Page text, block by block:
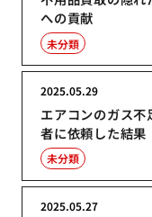
への貢献
未分類
エアコンのガス
者に依頼した結果
2025.05.29
未分類
2025.05.27